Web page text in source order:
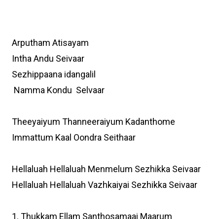
Arputham Atisayam
Intha Andu Seivaar
Sezhippaana idangalil
Namma Kondu Selvaar
Theeyaiyum Thanneeraiyum Kadanthome
Immattum Kaal Oondra Seithaar
Hellaluah Hellaluah Menmelum Sezhikka Seivaar
Hellaluah Hellaluah Vazhkaiyai Sezhikka Seivaar
1. Thukkam Ellam Santhosamaai Maarum